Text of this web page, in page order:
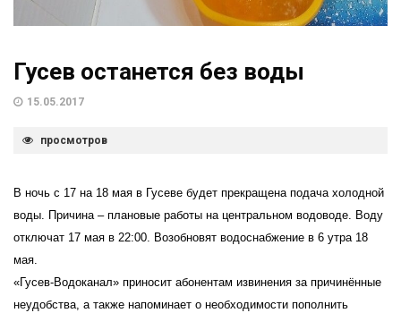
Гусев останется без воды
15.05.2017
просмотров
В ночь с 17 на 18 мая в Гусеве будет прекращена подача холодной
воды. Причина – плановые работы на центральном водоводе. Воду
отключат 17 мая в 22:00. Возобновят водоснабжение в 6 утра 18
мая.
«Гусев-Водоканал» приносит абонентам извинения за причинённые
неудобства, а также напоминает о необходимости пополнить